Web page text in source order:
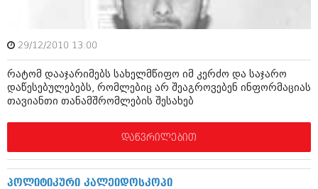
თებერვალი 2010 (421)
იანვარი 2010 (422)
ნოემბერი 2009 (308)
სექტემბერი 2009 (541)
აგვისტო 2009 (14)
ივლისი 2009 (118)
თებერვალი 0216 (1)
დეკემბერი 0215 (1)
ოქტომბერი 0215 (1)
აგვისტო 0212 (1)
29/12/2010 13:00
რატომ დააჯარიმებს სახელმწიფო იმ კერძო და საჯარო
დაწესებულებებს, რომლებიც არ შეაგროვებენ ინფორმაციას
თავიანთი თანამშრომლების შესახებ
დაწვრილებით
პოლიტიკური კალეიდოსკოპი